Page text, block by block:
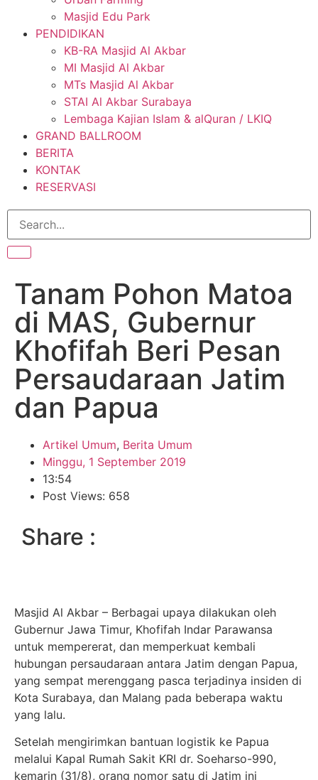
Masjid Edu Park
PENDIDIKAN
KB-RA Masjid Al Akbar
MI Masjid Al Akbar
MTs Masjid Al Akbar
STAI Al Akbar Surabaya
Lembaga Kajian Islam & alQuran / LKIQ
GRAND BALLROOM
BERITA
KONTAK
RESERVASI
Tanam Pohon Matoa
di MAS, Gubernur
Khofifah Beri Pesan
Persaudaraan Jatim
dan Papua
Artikel Umum, Berita Umum
Minggu, 1 September 2019
13:54
Post Views: 658
Share :
Masjid Al Akbar – Berbagai upaya dilakukan oleh
Gubernur Jawa Timur, Khofifah Indar Parawansa
untuk mempererat, dan memperkuat kembali
hubungan persaudaraan antara Jatim dengan Papua,
yang sempat merenggang pasca terjadinya insiden di
Kota Surabaya, dan Malang pada beberapa waktu
yang lalu.
Setelah mengirimkan bantuan logistik ke Papua
melalui Kapal Rumah Sakit KRI dr. Soeharso-990,
kemarin (31/8), orang nomor satu di Jatim ini